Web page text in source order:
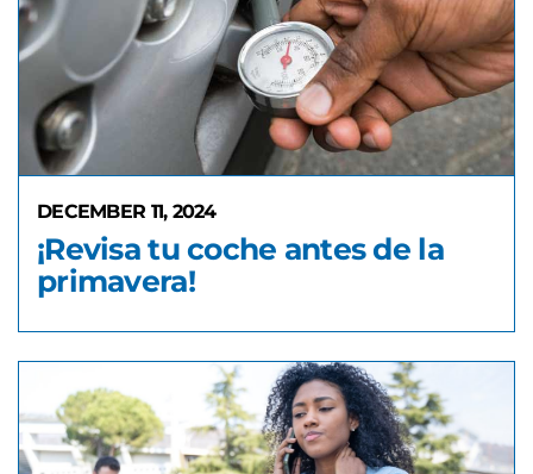
DECEMBER 11, 2024
¡Revisa tu coche antes de la
primavera!